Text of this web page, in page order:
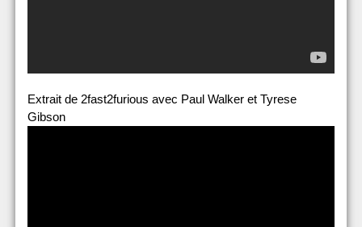
Extrait de 2fast2furious avec Paul Walker et Tyrese
Gibson